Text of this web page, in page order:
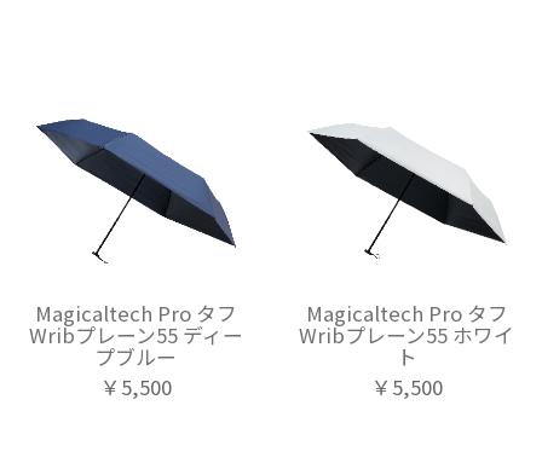
Magicaltech Pro タフ
Wribプレーン55 ディー
プブルー
￥5,500
Magicaltech Pro タフ
Wribプレーン55 ホワイ
ト
￥5,500